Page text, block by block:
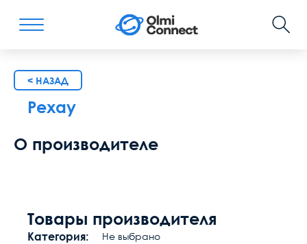
< НАЗАД
Рехау
О производителе
Товары производителя
Категория: Не выбрано